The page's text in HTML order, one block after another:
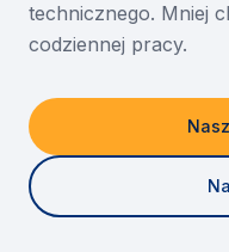
Kontakt
technicznego. Mniej
codziennej pracy.